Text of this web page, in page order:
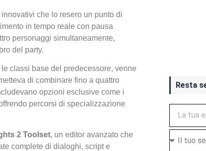
che lo resero un punto di
in tempo reale con pausa
personaggi simultaneamente,
del party.
classi base del predecessore, venne
di combinare fino a quattro
opzioni esclusive come i
percorsi di specializzazione
2 Toolset, un editor avanzato che
complete di dialoghi, script e
Resta